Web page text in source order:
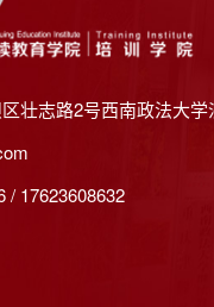
壮志路2号西南政法大
/ 17623608632